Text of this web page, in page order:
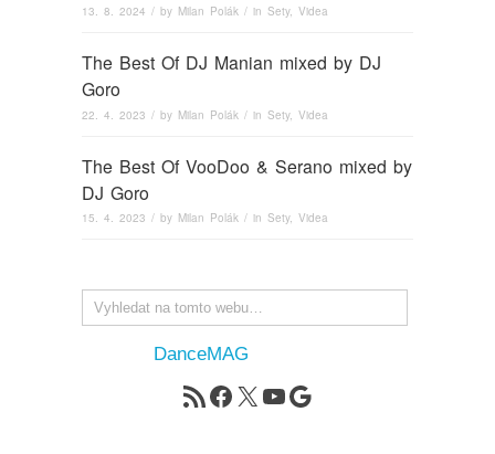
13. 8. 2024 / by Milan Polák / in Sety, Videa
The Best Of DJ Manian mixed by DJ
Goro
22. 4. 2023 / by Milan Polák / in Sety, Videa
The Best Of VooDoo & Serano mixed by
DJ Goro
15. 4. 2023 / by Milan Polák / in Sety, Videa
DanceMAG
RSS zdrojFacebook
X YouTube
Google